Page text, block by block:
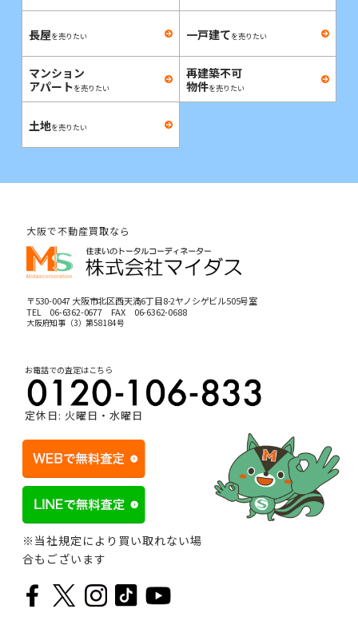
長屋を売りたい 一戸建てを売りたい
マンション
アパートを売りたい
再建築不可
物件を売りたい
土地を売りたい
大阪で不動産買取なら
〒530-0047 大阪市北区西天満6丁目8-2ヤノシゲビル505号室
TEL 06-6362-0677FAX 06-6362-0688
大阪府知事（3）第58184号
お電話での査定はこちら
定休日: 火曜日・水曜日
※当社規定により買い取れない場
合もございます